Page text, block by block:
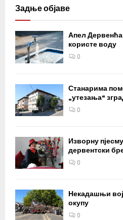
Задње објаве
Апел
користе воду
0
Станарима
„утезања“
0
Изворну
дервентски
0
Некадашњи
окупу
0